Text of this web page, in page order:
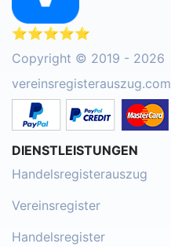
⭐⭐⭐⭐⭐
Copyright © 2019 - 2026
vereinsregisterauszug.com
DIENSTLEISTUNGEN
Handelsregisterauszug
Vereinsregister
Handelsregister